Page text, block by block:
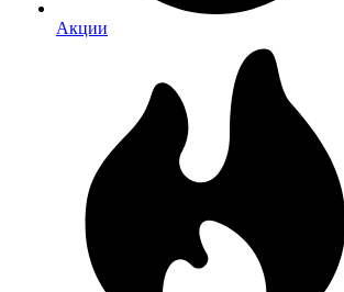
Акции